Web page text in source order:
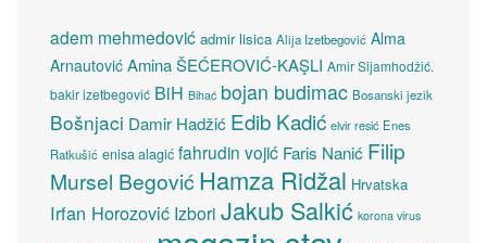
adem mehmedović admir lisica Alija Izetbegović Alma
Arnautović Amina ŠEĆEROVIĆ-KAŞLI Amir Sijamhodžić.
bakir izetbegović BiH Bihać bojan budimac Bosanski jezik
Bošnjaci Damir Hadžić Edib Kadić elvir resić Enes
Ratkušić enisa alagić fahrudin vojić Faris Nanić Filip
Mursel Begović Hamza Ridžal Hrvatska
Irfan Horozović Izbori Jakub Salkić korona virus